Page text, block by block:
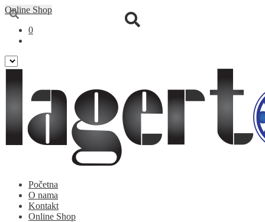
Online Shop
0
Preskoči
navigaciju
Skoči
sadržaj
Početna
O nama
Kontakt
Online Shop